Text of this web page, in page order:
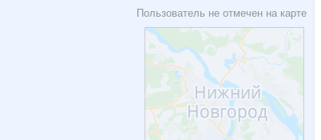
Пользователь не отмечен на карте